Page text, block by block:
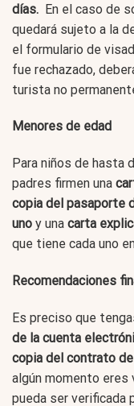
días. En el caso de
quedará sujeto a la
el formulario de
fue rechazado,
turista no
Menores de edad
Para niños de hasta
padres firmen una
copia del pasaporte
uno y una carta
que tiene cada uno
Recomendaciones
Es preciso que
de la cuenta
copia del contrato
algún momento
pueda ser verificada